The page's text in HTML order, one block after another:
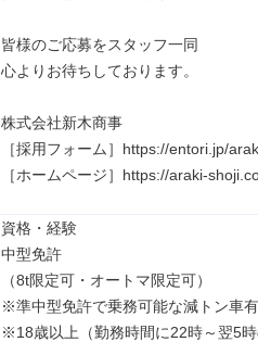
皆様のご応募をスタッフ一同
心よりお待ちしております。
株式会社新木商事
［採用フォーム］https://entori.jp/
［ホームページ］https://araki-
資格・経験
中型免許
（8t限定可・オートマ限定可）
※準中型免許で乗務可能な減トン車有
※18歳以上（勤務時間に22時～翌5時